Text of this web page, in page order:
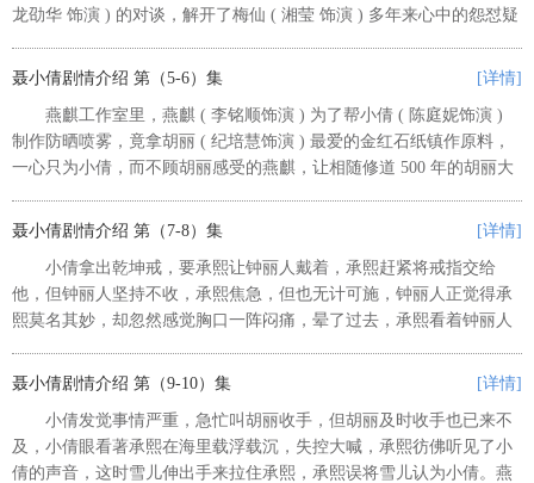
龙劭华 饰演 ) 的对谈，解开了梅仙 ( 湘莹 饰演 ) 多年来心中的怨怼疑
聂小倩剧情介绍 第（5-6）集 [详情]
燕麒工作室里，燕麒 ( 李铭顺饰演 ) 为了帮小倩 ( 陈庭妮饰演 )
制作防晒喷雾，竟拿胡丽 ( 纪培慧饰演 ) 最爱的金红石纸镇作原料，
一心只为小倩，而不顾胡丽感受的燕麒，让相随修道 500 年的胡丽大
聂小倩剧情介绍 第（7-8）集 [详情]
小倩拿出乾坤戒，要承熙让钟丽人戴着，承熙赶紧将戒指交给
他，但钟丽人坚持不收，承熙焦急，但也无计可施，钟丽人正觉得承
熙莫名其妙，却忽然感觉胸口一阵闷痛，晕了过去，承熙看着钟丽人
志明报告院长状况，各科主任听闻...
聂小倩剧情介绍 第（9-10）集 [详情]
小倩发觉事情严重，急忙叫胡丽收手，但胡丽及时收手也已来不
及，小倩眼看著承熙在海里载浮载沉，失控大喊，承熙彷佛听见了小
倩的声音，这时雪儿伸出手来拉住承熙，承熙误将雪儿认为小倩。燕